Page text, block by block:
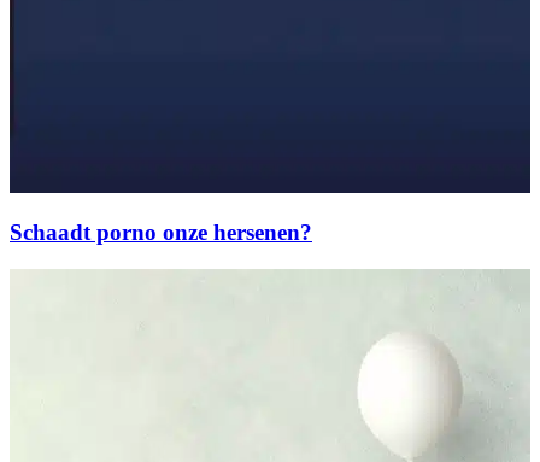
Schaadt porno onze hersenen?